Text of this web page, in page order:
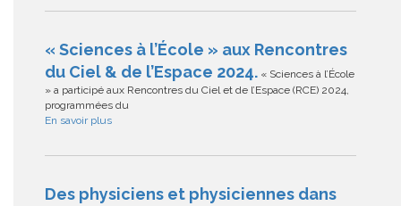
« Sciences à l’École » aux Rencontres
du Ciel & de l’Espace 2024. « Sciences à l’École
» a participé aux Rencontres du Ciel et de l’Espace (RCE) 2024,
programmées du
En savoir plus
Des physiciens et physiciennes dans